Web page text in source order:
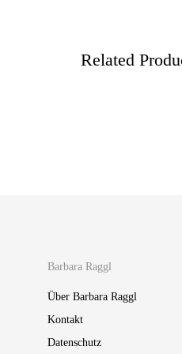
Related
Barbara Raggl
Über Barbara Raggl
Kontakt
Datenschutz